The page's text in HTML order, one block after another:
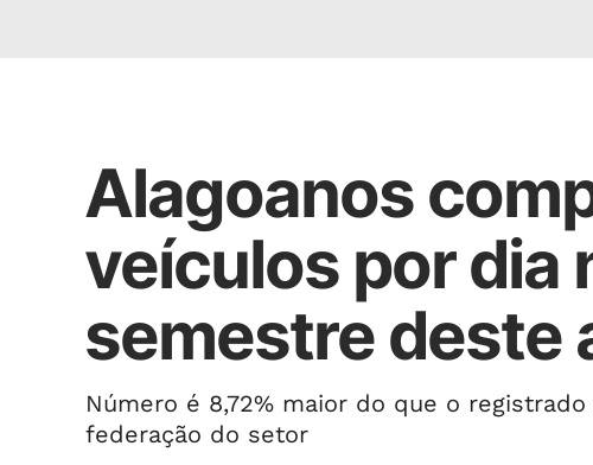
Alagoanos
veículos por dia
semestre deste
Número é 8,72% maior do que o
federação do setor